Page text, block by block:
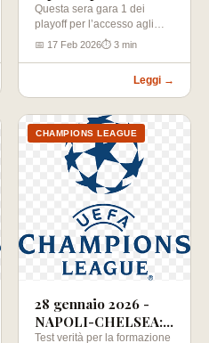
l'Europa che conta
Questa sera gara 1 dei
playoff per l’accesso agli
ottavi di Champions. Il 2…
📅 17 Feb 2026⏱ 3 min
Leggi →
CHAMPIONS LEAGUE
28 gennaio 2026 -
NAPOLI-CHELSEA:
Test verità per la formazione